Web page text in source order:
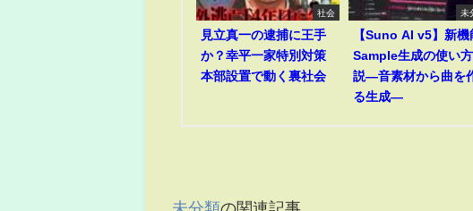
社会
見立真一の逮捕に王手
か？幸平一家特別対策
本部設置で動く裏社会
未
【Suno AI v5】新機
Sample生成の使い
説―音素材から曲を
る生成―